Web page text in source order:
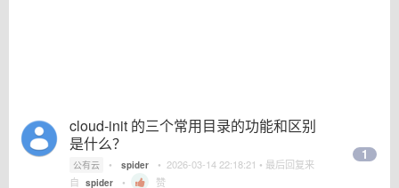
cloud-init 的三个常用目录的功能和区别
是什么？
公有云 • spider • 2026-03-14 22:18:21 • 最后回复来
自 spider • 赞
1